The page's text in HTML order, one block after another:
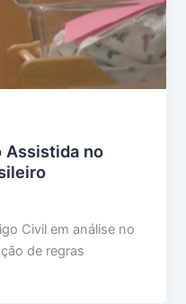
Assistida no
Civil em análise no
de regras